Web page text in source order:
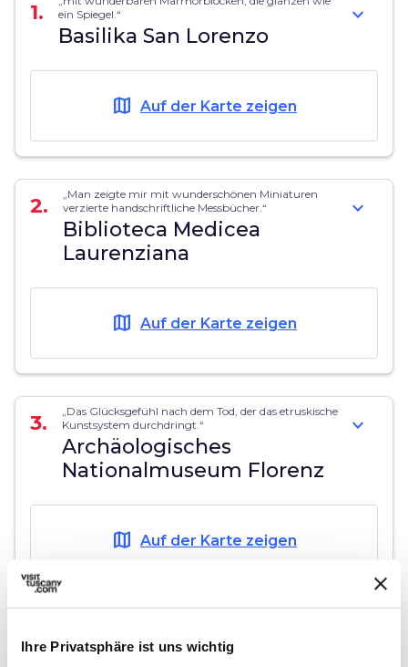
Ihre Privatsphäre ist uns wichtig
1.
ein Spiegel.“
Basilika San Lorenzo
expand_more
map Auf der Karte zeigen
2.
„Man zeigte mir mit wunderschönen Miniaturen
verzierte handschriftliche Messbücher.“
Biblioteca Medicea
Laurenziana
expand_more
map Auf der Karte zeigen
3.
„Das Glücksgefühl nach dem Tod, der das etruskische
Kunstsystem durchdringt.“
Archäologisches
Nationalmuseum Florenz
expand_more
map Auf der Karte zeigen
4.
Basilika von San Miniato al